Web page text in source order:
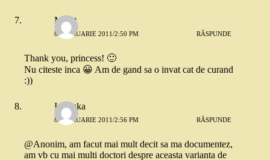
Merat
8 FEBRUARIE 2011/2:50 PM RĂSPUNDE
Thank you, princess! 🙂
Nu citeste inca 😀 Am de gand sa o invat cat de curand
:))
Ionouka
8 FEBRUARIE 2011/2:56 PM RĂSPUNDE
@Anonim, am facut mai mult decit sa ma documentez,
am vb cu mai multi doctori despre aceasta varianta de